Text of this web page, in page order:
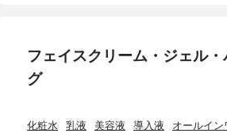
フェイスクリーム・ジェル
グ
化粧水 乳液 美容液 導入液 オールイン